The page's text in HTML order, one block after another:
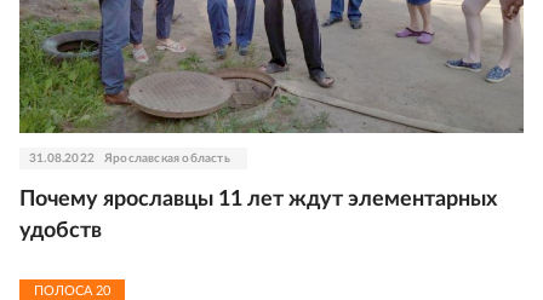
31.08.2022 Ярославская область
Почему ярославцы 11 лет ждут элементарных
удобств
ПОЛОСА20